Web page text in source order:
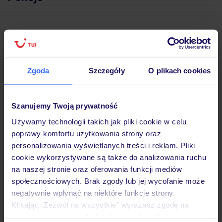
Zgoda Szczegóły O plikach cookies
Szanujemy Twoją prywatność
Używamy technologii takich jak pliki cookie w celu
poprawy komfortu użytkowania strony oraz
personalizowania wyświetlanych treści i reklam. Pliki
cookie wykorzystywane są także do analizowania ruchu
na naszej stronie oraz oferowania funkcji mediów
społecznościowych. Brak zgody lub jej wycofanie może
negatywnie wpłynąć na niektóre funkcje strony.
Klikając „Zezwól na wszystkie” wyrażasz zgodę na
Wyżywienie
Atrakcje
Ważne informacje
Często zadawane pytania
Jak zmienić uczestników/osobę zgłaszającą?
Czy w Hotelu będzie przedstawiciel TUI?
Na jakiej podstawie i gdzie otrzymam karty
pokładowe/bilety lotnicze?